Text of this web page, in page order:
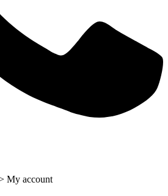
My account